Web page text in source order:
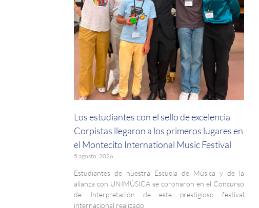
Los estudiantes con el sello de excelencia
Corpistas llegaron a los primeros lugares en
el Montecito International Music Festival
5 agosto, 2026
Estudiantes de nuestra Escuela de Música y de la
alianza con UNIMÚSICA se coronaron en el Concurso
de Interpretación de este prestigioso festival
internacional realizado